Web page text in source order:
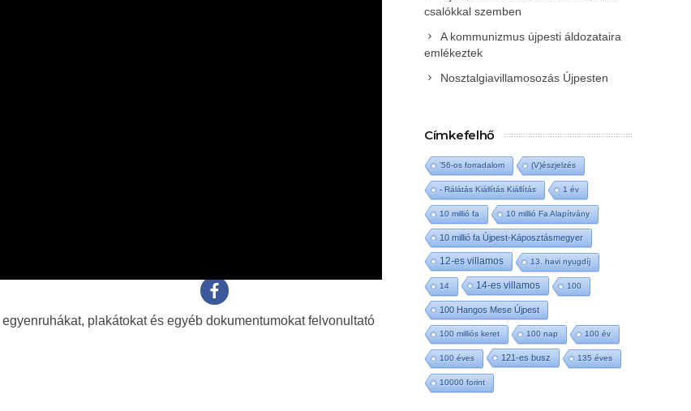
plakátokat és egyéb dokumentumokat felvonultató
csalókkal szemben
A kommunizmus újpesti áldozataira
emlékeztek
Nosztalgiavillamosozás Újpesten
Címkefelhő
'56-os forradalom (V)észjelzés
- Rálátás Kiállítás Kiállítás 1 év
10 millió fa 10 millió Fa Alapítvány
10 millió fa Újpest-Káposztásmegyer
12-es villamos 13. havi nyugdíj
14 14-es villamos 100
100 Hangos Mese Újpest
100 milliós keret 100 nap 100 év
100 éves 121-es busz 135 éves
10000 forint